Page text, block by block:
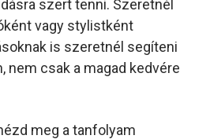
szert tenni. Szeretnél
vagy stylistként
is szeretnél segíteni
nem csak a magad kedvére
meg a tanfolyam